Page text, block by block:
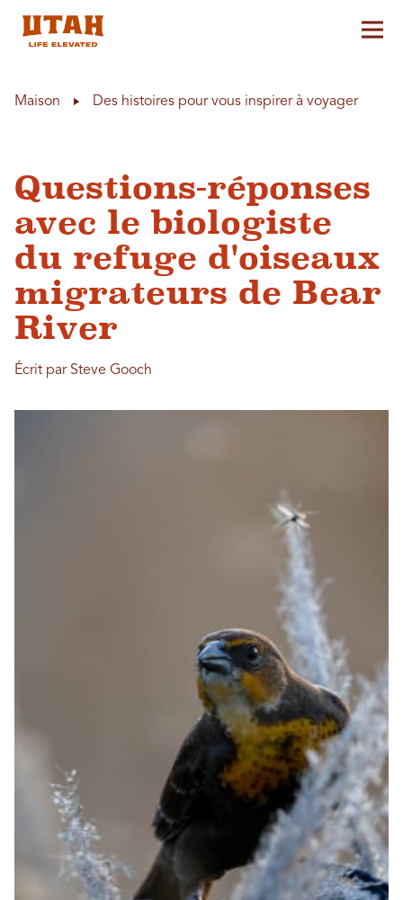
Maison Des histoires pour vous inspirer à voyager
Questions-réponses
avec le biologiste
du refuge d'oiseaux
migrateurs de Bear
River
Écrit par Steve Gooch